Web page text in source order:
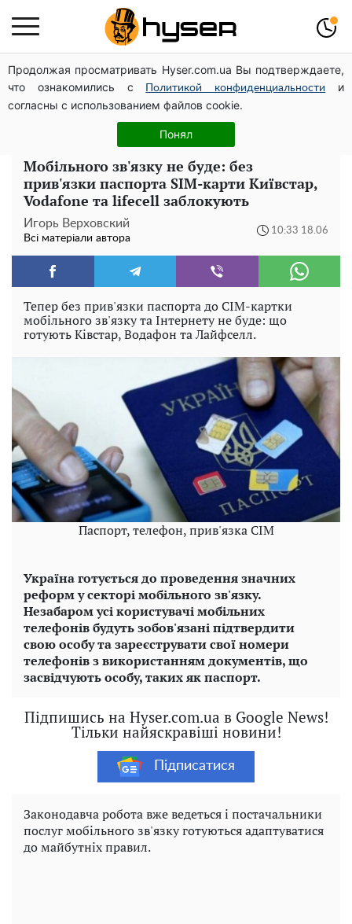
Продолжая просматривать Hyser.com.ua Вы подтверждаете,
что ознакомились с
Политикой конфиденциальности
и
согласны с использованием файлов cookie.
Понял
Олена Тополя злив відео – це далеко не все: фронтмен
"Антитіла" Тарас Тополя став наступним
Як учасник бойових дій може оформити пільгу на
оплату комунальних послуг: інструкція
Мобільного зв'язку не буде: без
прив'язки паспорта SIM-карти Київстар,
Vodafone та lifecell заблокують
Игорь Верховский
Всі матеріали автора
10:33 18.06
Тепер без прив'язки паспорта до СІМ-картки
мобільного зв'язку та Інтернету не буде: що
готують Ківстар, Водафон та Лайфселл.
Паспорт, телефон, прив'язка СІМ
Україна готується до проведення значних
реформ у секторі мобільного зв'язку.
Незабаром усі користувачі мобільних
телефонів будуть зобов'язані підтвердити
свою особу та зареєструвати свої номери
телефонів з використанням документів, що
засвідчують особу, таких як паспорт.
Підпишись на Hyser.com.ua в Google News!
Тільки найяскравіші новини!
Підписатися
Законодавча робота вже ведеться і постачальники
послуг мобільного зв'язку готуються адаптуватися
до майбутніх правил.